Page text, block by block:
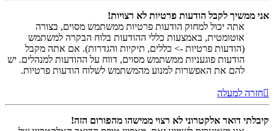
אני ממשיך לקבל הודעות פרטיות לא רצויות!
אתה יכול למחוק הודעות פרטיות ממשתמש מסוים, בצורה
אוטומטית, באמצעות כללי ההודעות בלוח הבקרה למשתמש
(הודעות פרטיות -> כללים, תיקיות והגדרות). אם אתה מקבל
הודעות פוגעניות ממשתמש מסוים, דווח על ההודעות למנהלים. יש
להם את האפשרות למנוע מהמשתמש לשלוח הודעות פרטיות.
חזרה למעלה
קיבלתי דואר אלקטרוני לא רצוי ממישהו מהפורום הזה!